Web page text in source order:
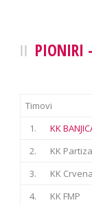
PIONIRI
Timovi
1.
KK
2.
KK
3.
KK
4.
KK FMP